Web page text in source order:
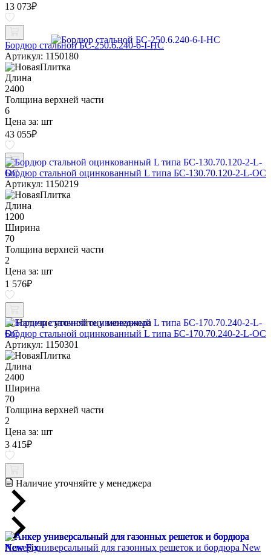
13 073₽
Бордюр стальной БС-250.6.240-6-I-НС
Артикул: 1150180
Длина
2400
Толщина верхней части
6
Цена за: шт
43 055₽
Бордюр стальной оцинкованный L типа БС-130.70.120-2-L-ОС
Артикул: 1150219
Длина
1200
Ширина
70
Толщина верхней части
2
Цена за: шт
1 576₽
Наличие уточняйте у менеджера
Бордюр стальной оцинкованный L типа БС-170.70.240-2-L-ОС
Артикул: 1150301
Длина
2400
Ширина
70
Толщина верхней части
2
Цена за: шт
3 415₽
Наличие уточняйте у менеджера
Анкер универсальный для газонных решеток и бордюра New